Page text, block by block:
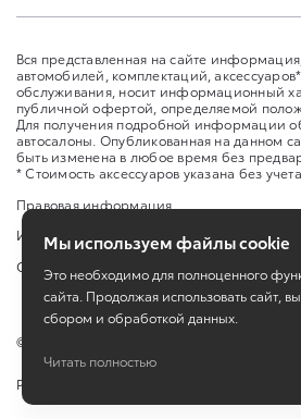
Вся представленная на сайте
автомобилей, комплектаций,
обслуживания, носит информационный
публичной офертой, определяемой
Для получения подробной информации
автосалоны. Опубликованная на данном
быть изменена в любое время без
* Стоимость аксессуаров указана без
Правовая информация
Изменить настройку cookies
Сбросить cookie
©
Работает на технологиях
Мы используем файлы cookie
Это необходимо для полноценного
сайта. Продолжая использовать сайт,
сбором и обработкой данных.
Читать полностью